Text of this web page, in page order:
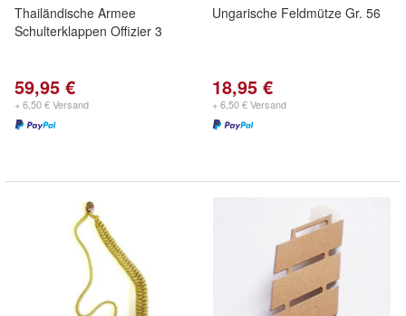
Thailändische Armee
Schulterklappen Offizier 3
59,95 €
+ 6,50 € Versand
Ungarische Feldmütze Gr. 56
18,95 €
+ 6,50 € Versand